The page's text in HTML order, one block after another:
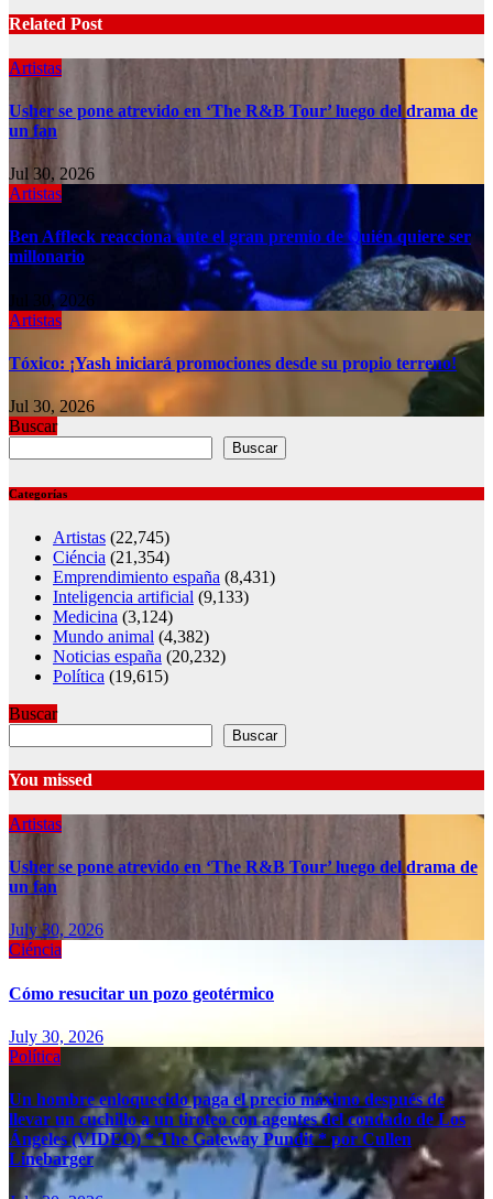
Related Post
Artistas
Usher se pone atrevido en ‘The R&B Tour’ luego del drama de
un fan
Jul 30, 2026
Artistas
Ben Affleck reacciona ante el gran premio de Quién quiere ser
millonario
Jul 30, 2026
Artistas
Tóxico: ¡Yash iniciará promociones desde su propio terreno!
Jul 30, 2026
Buscar
Buscar
Categorías
Artistas (22,745)
Ciéncia (21,354)
Emprendimiento españa (8,431)
Inteligencia artificial (9,133)
Medicina (3,124)
Mundo animal (4,382)
Noticias españa (20,232)
Política (19,615)
Buscar
Buscar
You missed
Artistas
Usher se pone atrevido en ‘The R&B Tour’ luego del drama de
un fan
July 30, 2026
Ciéncia
Cómo resucitar un pozo geotérmico
July 30, 2026
Política
Un hombre enloquecido paga el precio máximo después de
llevar un cuchillo a un tiroteo con agentes del condado de Los
Ángeles (VIDEO) * The Gateway Pundit * por Cullen
Linebarger